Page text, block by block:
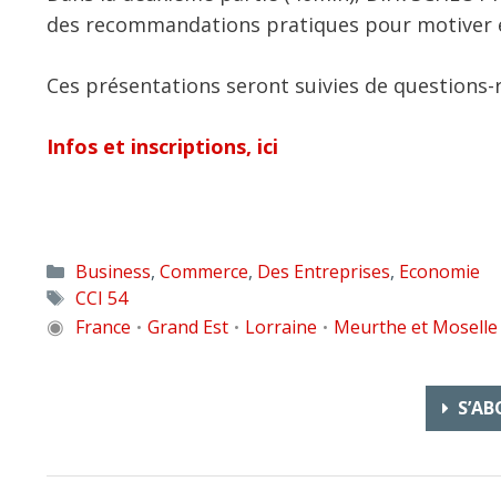
des recommandations pratiques pour motiver
Ces présentations seront suivies de questions-
Infos et inscriptions, ici
Catégories
Business, Commerce, Des Entreprises, Economie
Étiquettes
CCI 54
◉ France • Grand Est • Lorraine • Meurthe et Moselle